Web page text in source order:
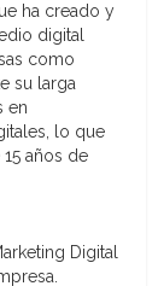
ha creado y
digital
como
su larga
en
lo que
años de
Digital